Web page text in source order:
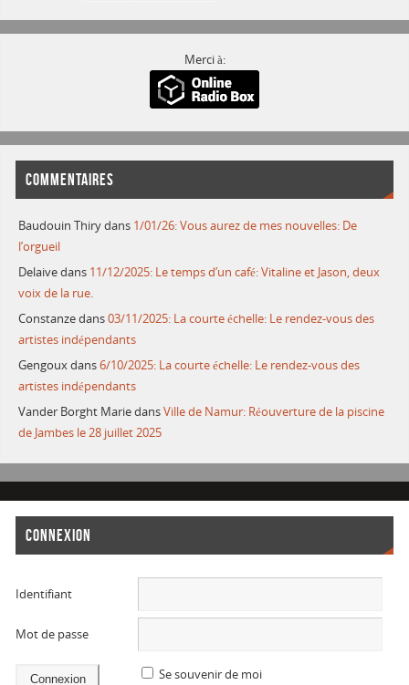
Merci à:
COMMENTAIRES
Baudouin Thirydans 1/01/26: Vous aurez de mes nouvelles: De
l’orgueil
Delaivedans 11/12/2025: Le temps d’un café: Vitaline et Jason, deux
voix de la rue.
Constanzedans03/11/2025: La courte échelle: Le rendez-vous des
artistes indépendants
Gengouxdans6/10/2025: La courte échelle: Le rendez-vous des
artistes indépendants
Vander Borght MariedansVille de Namur: Réouverture de la piscine
de Jambes le 28 juillet 2025
CONNEXION
Identifiant
Mot de passe
Se souvenir de moi